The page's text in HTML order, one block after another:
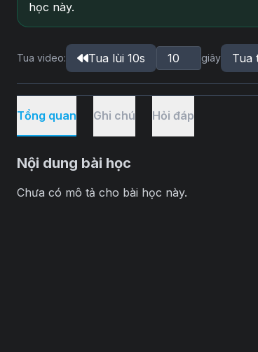
học này.
Tua video: Tua lùi 10s giây Tua
Tổng quan Ghi chú Hỏi đáp
Nội dung bài học
Chưa có mô tả cho bài học này.